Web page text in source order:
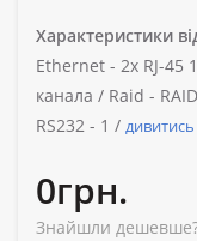
Характеристики
Ethernet - 2х RJ-45
канала / Raid -
RS232 - 1 / дивитись
0грн.
Знайшли